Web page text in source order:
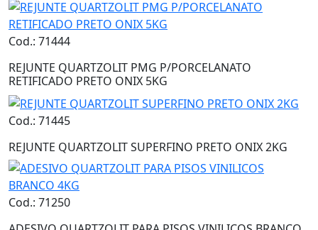
Cod.: 71444
REJUNTE QUARTZOLIT PMG P/PORCELANATO
RETIFICADO PRETO ONIX 5KG
Cod.: 71445
REJUNTE QUARTZOLIT SUPERFINO PRETO ONIX 2KG
Cod.: 71250